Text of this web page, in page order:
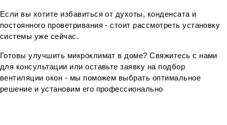
Если вы хотите избавиться от духоты, конденсата и
постоянного проветривания - стоит рассмотреть установку
системы уже сейчас.
Готовы улучшить микроклимат в доме? Свяжитесь с нами
для консультации или оставьте заявку на подбор
вентиляции окон - мы поможем выбрать оптимальное
решение и установим его профессионально